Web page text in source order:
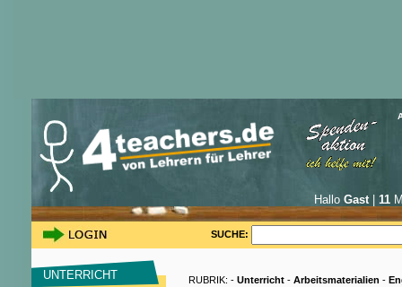
Hallo Gast| 11
SUCHE:
UNTERRICHT
RUBRIK: - Unterricht - Arbeitsmaterialien -